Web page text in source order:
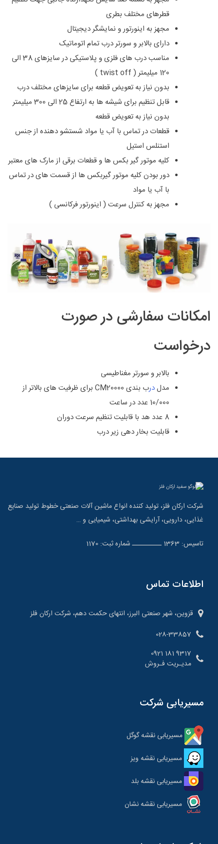
قطرهای مختلف بطری
مجهز به اینورتور و نمایشگر دیجیتال
دارای بالابر و سورتر درب تمام اتوماتیک
مناسب درب های فلزی و پلاستیکی در سایزهای 38 الی
120 میلیمتر ( twist off )
بدون نیاز به تعویض قطعه برای سایزهای مختلف درب
قابل تنظیم برای شیشه ها به ارتفاع 25 الی 300 میلیمتر
بدون نیاز به تعویض قطعه
قطعات در تماس با آب یا مواد شستشو دهنده از جنس
استنلس استیل
کلیه موتور گیر بکس ها و قطعات برقی از مارک های معتبر
دور بودن کلیه موتور گیربکس ها از قسمت های در تماس
با آب یا مواد
مجهز به کنترل سرعت ( اینورتور فرکانسی )
امکانات سفارشی در صورت
درخواست
بالابر و سورتر مغناطیسی
مدلدر
ب بندی CM20000 برای ظرفیت های بالاتر از
10/000 عدد در ساعت
8 عدد هد با قابلیت تنظیم سرعت دوران
قابلیت بخار دهی زیر درب
شرکت ارکان فلز، تولید کننده انواع ماشین آلات صنعتی خطوط تولید صنایع
غذایی، دارویی، آرایشی بهداشتی، شیمیایی و …
تاسیس: 1363 ــــــــــ شماره ثبت: 1170
اطلاعات تماس
قزوین، شهر صنعتی البرز، انتهای حکمت دهم، شرکت ارکان فلز
028-33857
9317 181 0921
مدیـریت فـروش
مسیریابی شرکت
مسیریابی نقشه گوگل
مسیریابی نقشه ویز
مسیریابی نقشه بلد
مسیریابی نقشه نشان